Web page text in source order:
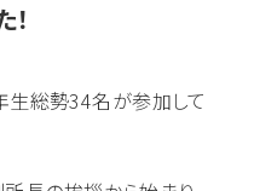
生総勢34名が参加して